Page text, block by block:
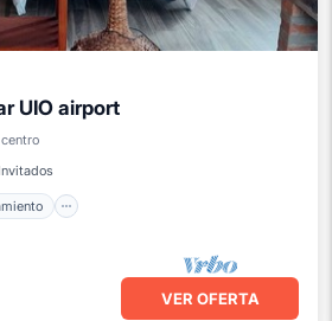
UIO airport
Aparcamiento
VER OFERTA